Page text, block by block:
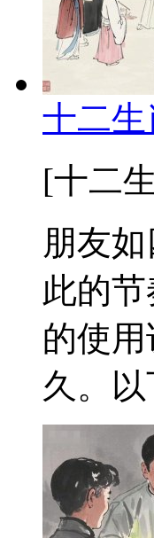
十二
[十二
朋友
此的
的使
久。